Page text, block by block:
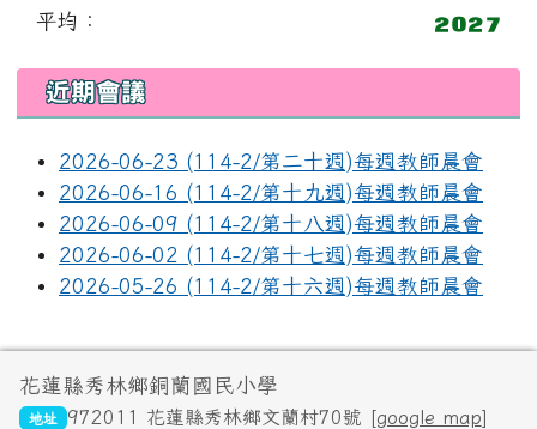
平均：
右邊區域內容
近期會議
2026-06-23 (114-2/第二十週)每週教師晨會
2026-06-16 (114-2/第十九週)每週教師晨會
2026-06-09 (114-2/第十八週)每週教師晨會
2026-06-02 (114-2/第十七週)每週教師晨會
2026-05-26 (114-2/第十六週)每週教師晨會
頁尾區域內容
花蓮縣秀林鄉銅蘭國民小學
地址 972011 花蓮縣秀林鄉文蘭村70號 [google map]